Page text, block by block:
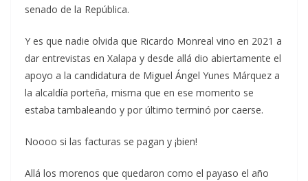
senado de la República.
Y es que nadie olvida que Ricardo Monreal vino en 2021 a
dar entrevistas en Xalapa y desde allá dio abiertamente el
apoyo a la candidatura de Miguel Ángel Yunes Márquez a
la alcaldía porteña, misma que en ese momento se
estaba tambaleando y por último terminó por caerse.
Noooo si las facturas se pagan y ¡bien!
Allá los morenos que quedaron como el payaso el año